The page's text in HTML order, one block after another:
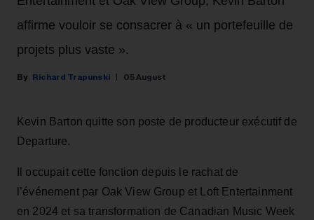
affirme vouloir se consacrer à « un portefeuille de
projets plus vaste ».
Richard Trapunski 05 August
Kevin Barton quitte son poste de producteur exécutif de
Departure.
Il occupait cette fonction depuis le rachat de
l’événement par Oak View Group et Loft Entertainment
en 2024 et sa transformation de Canadian Music Week